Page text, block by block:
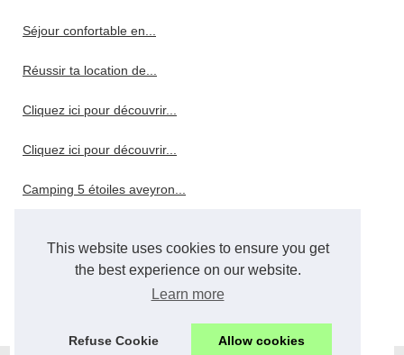
This website uses cookies to ensure you get
the best experience on our website.
Learn more
Refuse Cookie Allow cookies
Séjour confortable en...
Réussir ta location de...
Cliquez ici pour découvrir...
Cliquez ici pour découvrir...
Camping 5 étoiles aveyron...
Pourquoi choisir un hôtel 4...